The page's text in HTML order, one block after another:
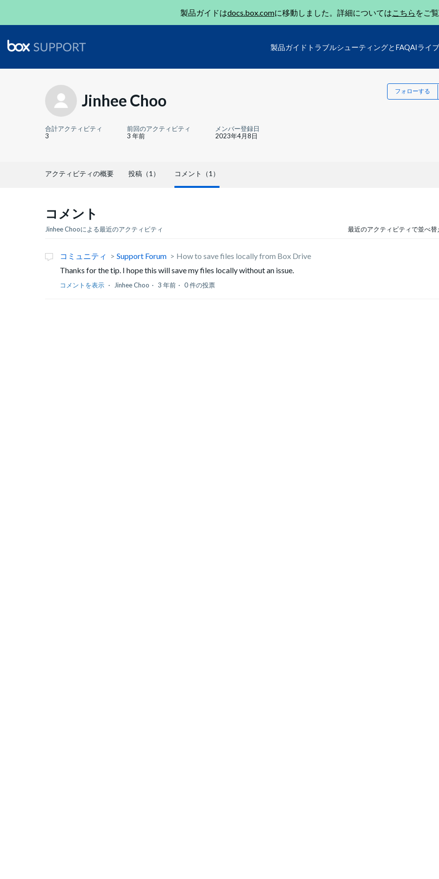
製品ガイドはdocs.box.comに移動しました。詳細についてはこちら をご
製品ガイド トラブルシューティングとFAQAIライ
Jinhee Choo フォローする
合計アクティビティ
3
前回のアクティビティ
3 年前
メンバー登録日
2023年4月8日
アクティビティの概要 投稿（1） コメント（1）
コメント
Jinhee Chooによる最近のアクティビティ 最近のアクティビティで並べ
コミュニティ Support Forum
How to save files locally from Box Drive
Thanks for the tip. I hope this will save my files locally without an issue.
コメントを表示 Jinhee Choo 3 年前 0 件の投票